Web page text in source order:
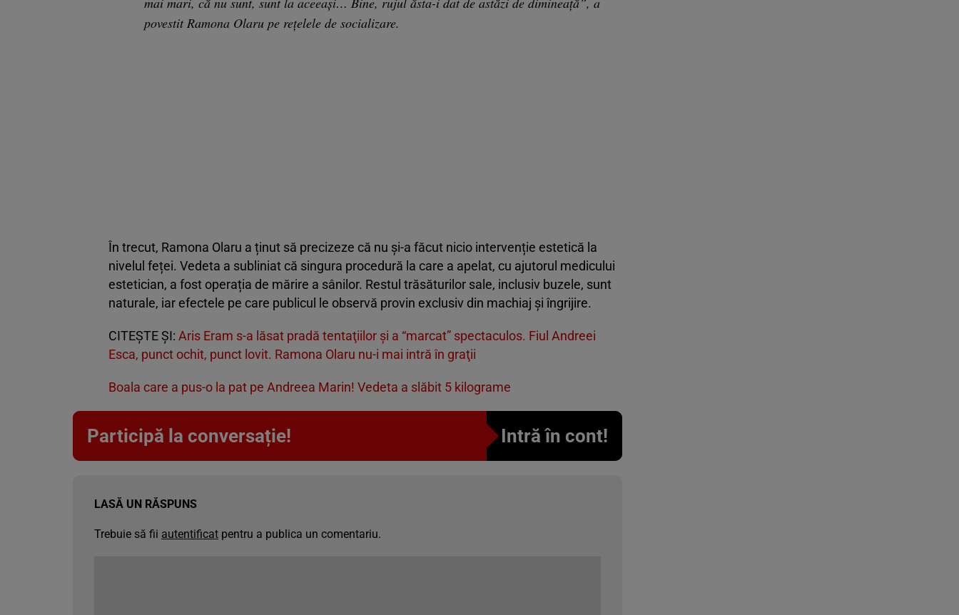
povestit Ramona Olaru pe rețelele de socializare.
În trecut, Ramona Olaru a ținut să precizeze că nu și-a făcut nicio intervenție estetică la
nivelul feței. Vedeta a subliniat că singura procedură la care a apelat, cu ajutorul medicului
estetician, a fost operația de mărire a sânilor. Restul trăsăturilor sale, inclusiv buzele, sunt
naturale, iar efectele pe care publicul le observă provin exclusiv din machiaj și îngrijire.
CITEȘTE ȘI: Aris Eram s-a lăsat pradă tentaţiilor şi a “marcat” spectaculos. Fiul Andreei
Esca, punct ochit, punct lovit. Ramona Olaru nu-i mai intră în graţii
Boala care a pus-o la pat pe Andreea Marin! Vedeta a slăbit 5 kilograme
Participă la conversație! Intră în cont!
LASĂ UN RĂSPUNS
Trebuie să fii autentificat pentru a publica un comentariu.